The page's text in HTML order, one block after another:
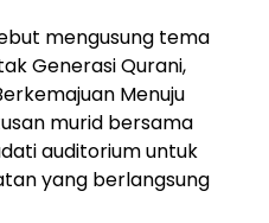
mengusung tema
Generasi Qurani,
Menuju
murid bersama
auditorium untuk
yang berlangsung